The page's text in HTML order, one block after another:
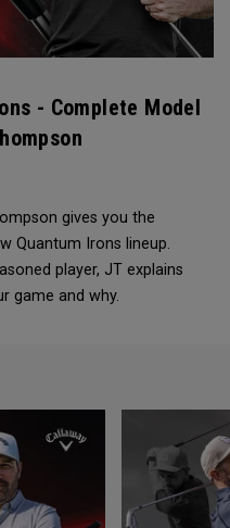
- Complete Model
gives you the
Quantum Irons lineup.
player, JT explains
game and why.